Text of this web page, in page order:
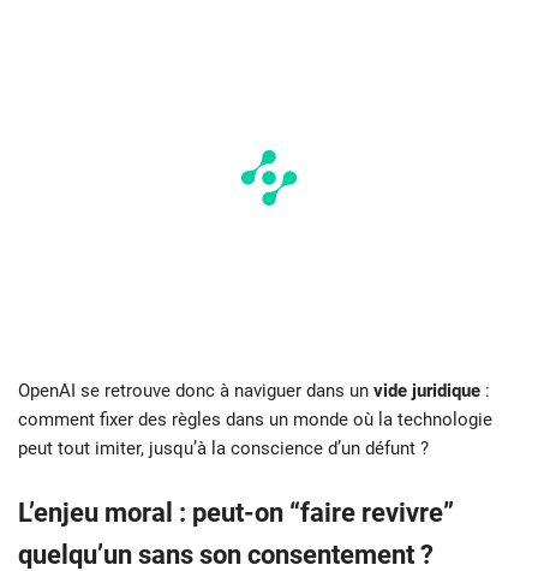
OpenAI se retrouve donc à naviguer dans un vide juridique :
comment fixer des règles dans un monde où la technologie
peut tout imiter, jusqu’à la conscience d’un défunt ?
L’enjeu moral : peut-on “faire revivre”
quelqu’un sans son consentement ?